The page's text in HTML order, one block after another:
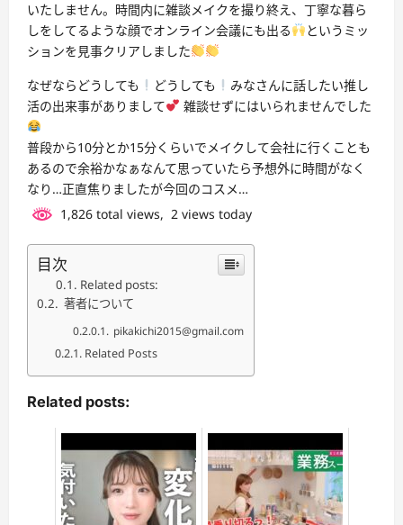
いたしません。時間内に雑談メイクを撮り終え、丁寧な暮ら
しをしてるような顔でオンライン会議にも出る
というミッ
ションを見事クリアしました
なぜならどうしても
どうしても
みなさんに話したい推し
活の出来事がありまして
雑談せずにはいられませんでした
普段から10分とか15分くらいでメイクして会社に行くことも
あるので余裕かなぁなんて思っていたら予想外に時間がなく
なり…正直焦りましたが今回のコスメ…
1,826 total views, 2 views today
目次
Related posts:
著者について
pikakichi2015@gmail.com
Related Posts
Related posts: